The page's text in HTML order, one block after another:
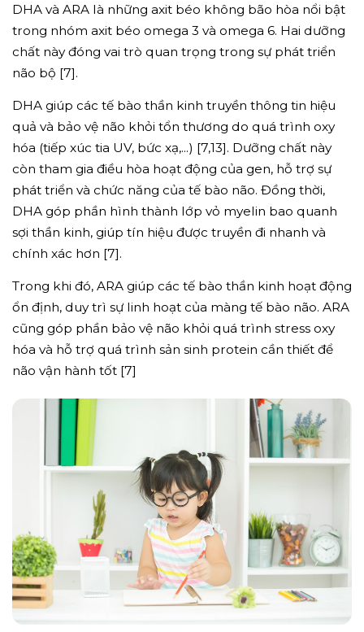
DHA và ARA là những axit béo không bão hòa nổi bật
trong nhóm axit béo omega 3 và omega 6. Hai dưỡng
chất này đóng vai trò quan trọng trong sự phát triển
não bộ [7].
DHA giúp các tế bào thần kinh truyền thông tin hiệu
quả và bảo vệ não khỏi tổn thương do quá trình oxy
hóa (tiếp xúc tia UV, bức xạ,...) [7,13]. Dưỡng chất này
còn tham gia điều hòa hoạt động của gen, hỗ trợ sự
phát triển và chức năng của tế bào não. Đồng thời,
DHA góp phần hình thành lớp vỏ myelin bao quanh
sợi thần kinh, giúp tín hiệu được truyền đi nhanh và
chính xác hơn [7].
Trong khi đó, ARA giúp các tế bào thần kinh hoạt động
ổn định, duy trì sự linh hoạt của màng tế bào não. ARA
cũng góp phần bảo vệ não khỏi quá trình stress oxy
hóa và hỗ trợ quá trình sản sinh protein cần thiết để
não vận hành tốt [7]